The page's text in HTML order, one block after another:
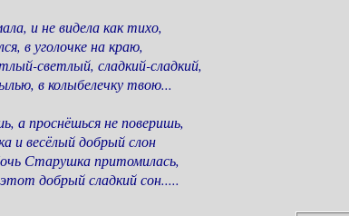
и не видела как тихо,
в уголочке на краю,
светлый, сладкий-сладкий,
в колыбелечку твою...
а проснёшься не поверишь,
и весёлый добрый слон
Старушка притомилась,
добрый сладкий сон.....